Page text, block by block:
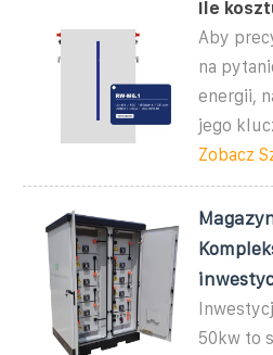
Ile
Aby
na
energii,
jego
Zobacz
50kw to